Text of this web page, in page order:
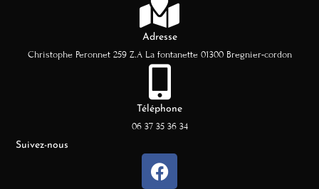
Adresse
Christophe Peronnet 259 Z.A La fontanette 01300 Bregnier-cordon
Téléphone
06 37 35 36 34
Suivez-nous